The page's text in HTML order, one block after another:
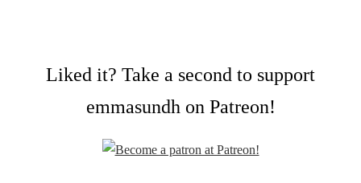
Liked it? Take a second to support
emmasundh on Patreon!